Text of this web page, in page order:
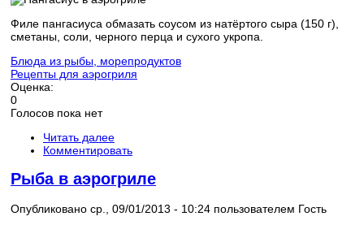
Филе пангасиуса обмазать соусом из натёртого сыра (150 г),
сметаны, соли, черного перца и сухого укропа.
Блюда из рыбы, морепродуктов
Рецепты для аэрогриля
Оценка:
0
Голосов пока нет
Читать далее
Комментировать
Рыба в аэрогриле
Опубликовано ср., 09/01/2013 - 10:24 пользователем Гость